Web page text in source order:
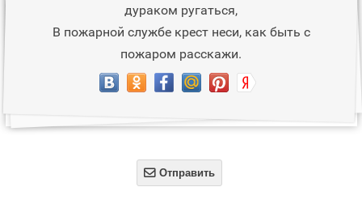
дураком ругаться,
В пожарной службе крест неси, как быть с
пожаром расскажи.
 Отправить